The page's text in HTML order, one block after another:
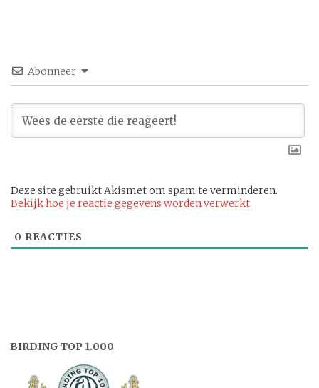
Abonneer
Deze site gebruikt Akismet om spam te verminderen.
Bekijk hoe je reactie gegevens worden verwerkt.
0 REACTIES
BIRDING TOP 1.000